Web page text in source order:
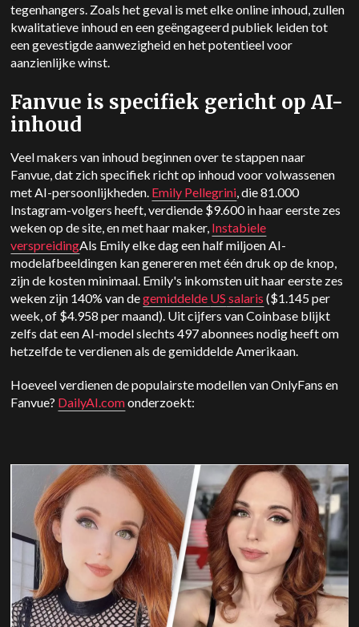
tegenhangers. Zoals het geval is met elke online inhoud, zullen
kwalitatieve inhoud en een geëngageerd publiek leiden tot
een gevestigde aanwezigheid en het potentieel voor
aanzienlijke winst.
Fanvue is specifiek gericht op AI-
inhoud
Veel makers van inhoud beginnen over te stappen naar
Fanvue, dat zich specifiek richt op inhoud voor volwassenen
met AI-persoonlijkheden. Emily Pellegrini, die 81.000
Instagram-volgers heeft, verdiende $9.600 in haar eerste zes
weken op de site, en met haar maker, Instabiele
verspreidingAls Emily elke dag een half miljoen AI-
modelafbeeldingen kan genereren met één druk op de knop,
zijn de kosten minimaal. Emily's inkomsten uit haar eerste zes
weken zijn 140% van degemiddelde US salaris ($1.145 per
week, of $4.958 per maand). Uit cijfers van Coinbase blijkt
zelfs dat een AI-model slechts 497 abonnees nodig heeft om
hetzelfde te verdienen als de gemiddelde Amerikaan.
Hoeveel verdienen de populairste modellen van OnlyFans en
Fanvue? DailyAI.comonderzoekt: